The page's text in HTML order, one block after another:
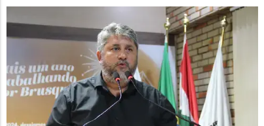
No levantamento, constatou-se que houve furto da fiação
de cobre da parte elétrica,...